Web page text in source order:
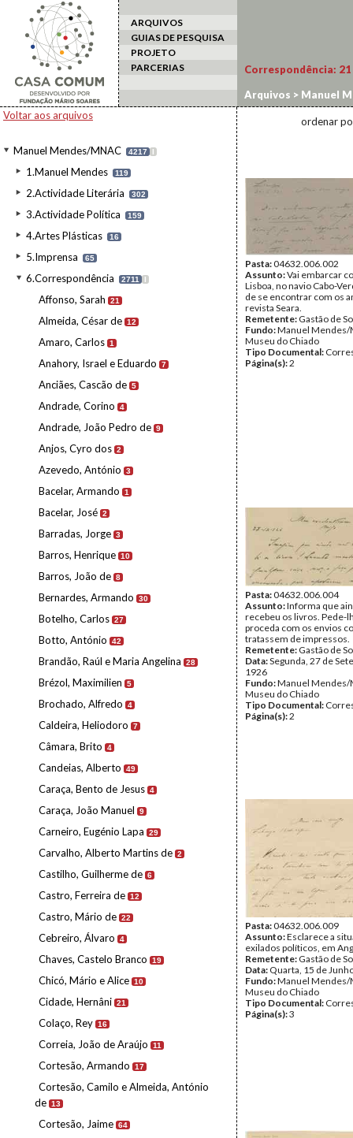
ARQUIVOS
GUIAS DE PESQUISA
PROJETO
PARCERIAS
Voltar aos arquivos
Manuel Mendes/MNAC 4217 I
1.Manuel Mendes 119
2.Actividade Literária 302
3.Actividade Política 159
4.Artes Plásticas 16
5.Imprensa 65
6.Correspondência 2711 I
Affonso, Sarah 21
Almeida, César de 12
Amaro, Carlos 1
Anahory, Israel e Eduardo 7
Anciães, Cascão de 5
Andrade, Corino 4
Andrade, João Pedro de 9
Anjos, Cyro dos 2
Azevedo, António 3
Bacelar, Armando 1
Bacelar, José 2
Barradas, Jorge 3
Barros, Henrique 10
Barros, João de 8
Bernardes, Armando 30
Botelho, Carlos 27
Botto, António 42
Brandão, Raúl e Maria Angelina 28
Brézol, Maximilien 5
Brochado, Alfredo 4
Caldeira, Heliodoro 7
Câmara, Brito 4
Candeias, Alberto 49
Caraça, Bento de Jesus 4
Caraça, João Manuel 9
Carneiro, Eugénio Lapa 29
Carvalho, Alberto Martins de 2
Castilho, Guilherme de 6
Castro, Ferreira de 12
Castro, Mário de 22
Cebreiro, Álvaro 4
Chaves, Castelo Branco 19
Chicó, Mário e Alice 10
Cidade, Hernâni 21
Colaço, Rey 16
Correia, João de Araújo 11
Cortesão, Armando 17
Cortesão, Camilo e Almeida, António
de 13
Cortesão, Jaime 64
Correspondência: 21
Arquivos > Manuel
ordenar
Pasta:04632.006.002
Assunto:Vai embarcar
Lisboa, no navio Cabo-
de se encontrar com os
revista Seara.
Remetente: Gastão de
Fundo:Manuel Mendes/
Museu do Chiado
Tipo Documental:
Página(s):2
Pasta:04632.006.004
Assunto:Informa que
recebeu os livros. Pede-
proceda com os envios
tratassem de impressos.
Remetente: Gastão de
Data:Segunda, 27 de
1926
Fundo:Manuel Mendes/
Museu do Chiado
Tipo Documental:
Página(s):2
Pasta:04632.006.009
Assunto:Esclarece a
exilados políticos, em
Remetente: Gastão de
Data: Quarta, 15 de
Fundo:Manuel Mendes/
Museu do Chiado
Tipo Documental:
Página(s):3